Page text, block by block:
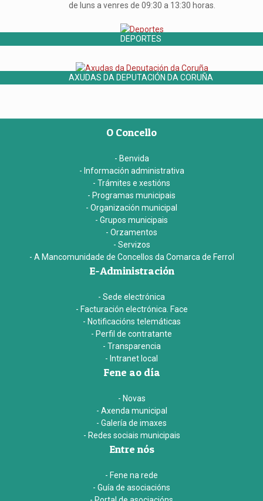
de luns a venres de 09:30 a 13:30 horas.
DEPORTES
AXUDAS DA DEPUTACIÓN DA CORUÑA
O Concello
- Benvida
- Información administrativa
- Trámites e xestións
- Programas municipais
- Organización municipal
- Grupos municipais
- Orzamentos
- Servizos
- A Mancomunidade de Concellos da Comarca de Ferrol
E-Administración
- Sede electrónica
- Facturación electrónica. Face
- Notificacións telemáticas
- Perfil de contratante
- Transparencia
- Intranet local
Fene ao día
- Novas
- Axenda municipal
- Galería de imaxes
- Redes sociais municipais
Entre nós
- Fene na rede
- Guía de asociacións